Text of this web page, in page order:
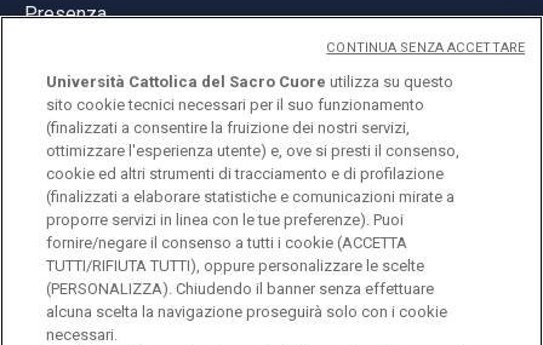
Presenza
© Università Cattolica del Sacro Cuore
Largo A. Gemelli 1, 20123 Milano
PI 02133120150
ENGLISH
Università Cattolica del Sacro Cuore utilizza su questo
sito cookie tecnici necessari per il suo funzionamento
(finalizzati a consentire la fruizione dei nostri servizi,
ottimizzare l'esperienza utente) e, ove si presti il consenso,
cookie ed altri strumenti di tracciamento e di profilazione
(finalizzati a elaborare statistiche e comunicazioni mirate a
proporre servizi in linea con le tue preferenze). Puoi
fornire/negare il consenso a tutti i cookie (ACCETTA
TUTTI/RIFIUTA TUTTI), oppure personalizzare le scelte
(PERSONALIZZA). Chiudendo il banner senza effettuare
alcuna scelta la navigazione proseguirà solo con i cookie
necessari.
CONTINUA SENZA ACCETTARE